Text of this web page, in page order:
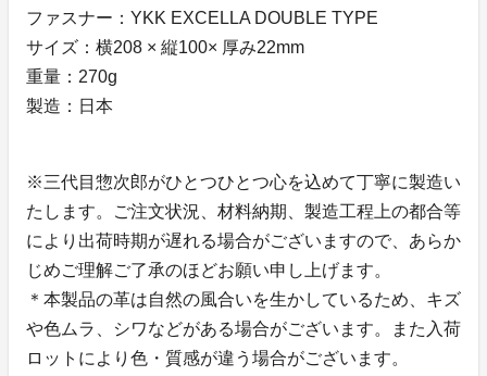
ファスナー：YKK EXCELLA DOUBLE TYPE
サイズ：横208 × 縦100× 厚み22mm
重量：270g
製造：日本
※三代目惣次郎がひとつひとつ心を込めて丁寧に製造い
たします。ご注文状況、材料納期、製造工程上の都合等
により出荷時期が遅れる場合がございますので、あらか
じめご理解ご了承のほどお願い申し上げます。
＊本製品の革は自然の風合いを生かしているため、キズ
や色ムラ、シワなどがある場合がございます。また入荷
ロットにより色・質感が違う場合がございます。